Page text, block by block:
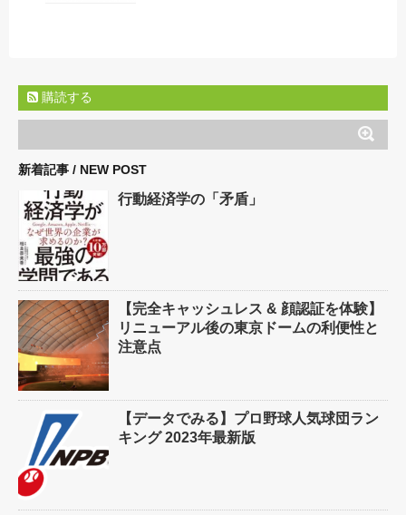
購読する
新着記事 / NEW POST
行動経済学の「矛盾」
【完全キャッシュレス & 顔認証を体験】
リニューアル後の東京ドームの利便性と
注意点
【データでみる】プロ野球人気球団ラン
キング 2023年最新版